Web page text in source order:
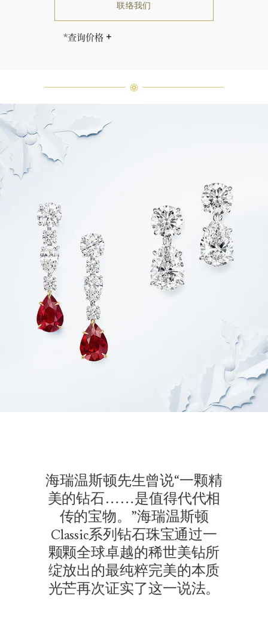
联络我们
*查询价格
宝石皆与众不同而采用独特镶嵌方
如有疑问，敬请咨询客户服务。
海瑞温斯顿先生曾说“一颗精
美的钻石……是值得代代相
传的宝物。”海瑞温斯顿
Classic系列钻石珠宝通过一
颗颗全球卓越的稀世美钻所
绽放出的最纯粹完美的本质
光芒再次证实了这一说法。